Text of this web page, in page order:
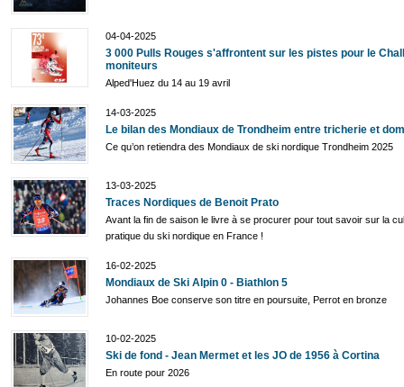
04-04-2025
3 000 Pulls Rouges s'affrontent sur les pistes pour le
moniteurs
Alped'Huez du 14 au 19 avril
14-03-2025
Le bilan des Mondiaux de Trondheim entre tricherie et
Ce qu’on retiendra des Mondiaux de ski nordique Trondheim 2025
13-03-2025
Traces Nordiques de Benoit Prato
Avant la fin de saison le livre à se procurer pour tout savoir sur la
pratique du ski nordique en France !
16-02-2025
Mondiaux de Ski Alpin 0 - Biathlon 5
Johannes Boe conserve son titre en poursuite, Perrot en bronze
10-02-2025
Ski de fond - Jean Mermet et les JO de 1956 à Cortina
En route pour 2026